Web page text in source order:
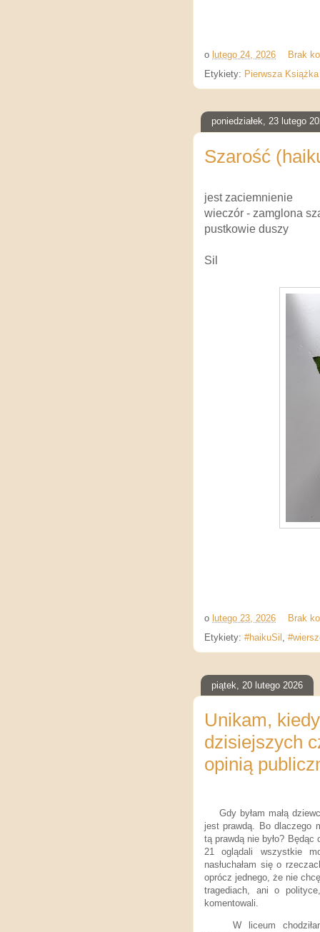
o lutego 24, 2026
Brak
Etykiety: Pierwsza
poniedziałek, 23 lutego
Szarość
jest zaciemnienie
wieczór - zamglona
pustkowie duszy
Sil
o lutego 23, 2026
Brak
Etykiety: #haikuSil ,
piątek, 20 lutego 2026
Unikam,
dzisiejszych
opinią
Gdy byłam małą
jest prawdą. Bo dlaczego
tą prawdą nie było?
21 oglądali wszystkie
nasłuchałam się o
oprócz jednego, że nie
tragediach, ani o
komentowali.
W liceum chodziłam